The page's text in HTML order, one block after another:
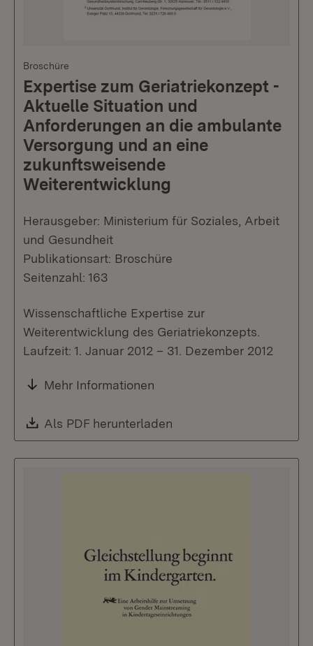
Broschüre
Expertise zum Geriatriekonzept -
Aktuelle Situation und
Anforderungen an die ambulante
Versorgung und an eine
zukunftsweisende
Weiterentwicklung
Herausgeber: Ministerium für Soziales, Arbeit
und Gesundheit
Publikationsart: Broschüre
Seitenzahl: 163
Wissenschaftliche Expertise zur
Weiterentwicklung des Geriatriekonzepts.
Laufzeit: 1. Januar 2012 – 31. Dezember 2012
Mehr Informationen
Download:
Als PDF herunterladen